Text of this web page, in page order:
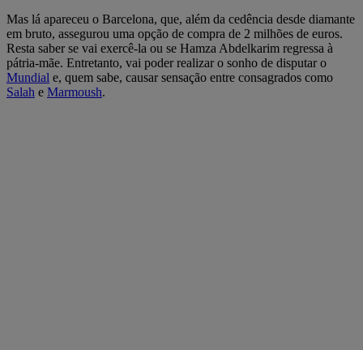
Mas lá apareceu o Barcelona, que, além da cedência desde diamante
em bruto, assegurou uma opção de compra de 2 milhões de euros.
Resta saber se vai exercê-la ou se Hamza Abdelkarim regressa à
pátria-mãe. Entretanto, vai poder realizar o sonho de disputar o
Mundial e, quem sabe, causar sensação entre consagrados como
Salah e Marmoush.